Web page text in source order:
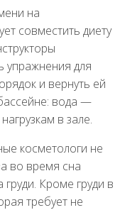
на
совместить диету
упражнения для
и вернуть ей
вода —
в зале.
косметологи не
во время сна
Кроме груди в
требует не